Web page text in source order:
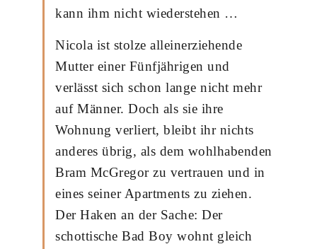
kann ihm nicht wiederstehen …
Nicola ist stolze alleinerziehende
Mutter einer Fünfjährigen und
verlässt sich schon lange nicht mehr
auf Männer. Doch als sie ihre
Wohnung verliert, bleibt ihr nichts
anderes übrig, als dem wohlhabenden
Bram McGregor zu vertrauen und in
eines seiner Apartments zu ziehen.
Der Haken an der Sache: Der
schottische Bad Boy wohnt gleich